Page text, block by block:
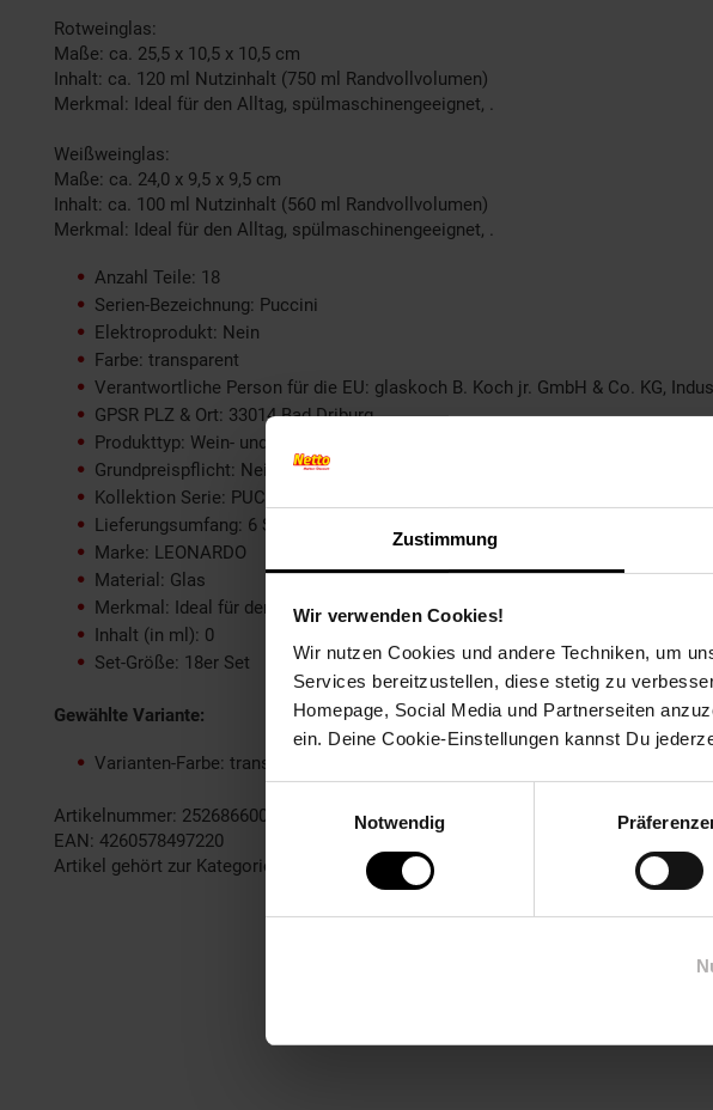
Zustimmung
Wir verwenden Cookies!
Wir nutzen Cookies und andere Techniken, um
Services bereitzustellen, diese stetig zu
Homepage, Social Media und Partnerseiten
ein. Deine Cookie-Einstellungen kannst Du
Notwendig
Rotweinglas:
Maße: ca. 25,5 x 10,5 x 10,5 cm
Inhalt: ca. 120 ml Nutzinhalt (750 ml Randvollvolumen)
Merkmal: Ideal für den Alltag, spülmaschinengeeignet, .
Weißweinglas:
Maße: ca. 24,0 x 9,5 x 9,5 cm
Inhalt: ca. 100 ml Nutzinhalt (560 ml Randvollvolumen)
Merkmal: Ideal für den Alltag, spülmaschinengeeignet, .
Anzahl Teile: 18
Serien-Bezeichnung: Puccini
Elektroprodukt: Nein
Farbe: transparent
Verantwortliche Person für die EU: glaskoch B. Koch jr. GmbH & Co. KG,
GPSR PLZ & Ort: 33014 Bad Driburg
Produkttyp: Wein- und Sektgläser
Grundpreispflicht: Nein
Kollektion Serie: PUCCINI
Lieferungsumfang: 6 Sektgläser, 6 Rotweingläser, 6 Weißweingläser
Marke: LEONARDO
Material: Glas
Merkmal: Ideal für den Alltag, spülmaschinengeeignet,
Inhalt (in ml): 0
Set-Größe: 18er Set
Gewählte Variante:
Varianten-Farbe: transparent
Artikelnummer: 2526866000
EAN: 4260578497220
Artikel gehört zur Kategorie:
Geschirr & Gläser